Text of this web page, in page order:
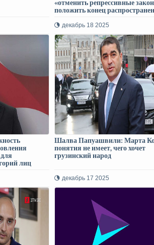
«отменить репрессивные
положить конец
декабрь 18 2025
лиц
Шалва Папуашвили: Марта
понятия не имеет, чего хочет
грузинский народ
декабрь 17 2025